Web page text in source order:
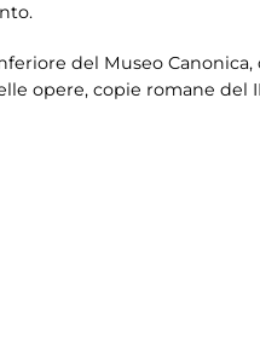
del Museo
opere, copie romane del